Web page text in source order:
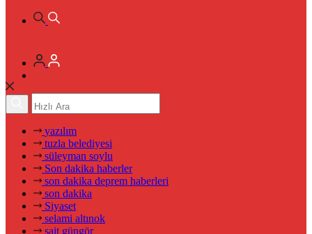
yazılım
tuzla belediyesi
süleyman soylu
Son dakika haberler
son dakika deprem haberleri
son dakika
Siyaset
selami altınok
sait güngör